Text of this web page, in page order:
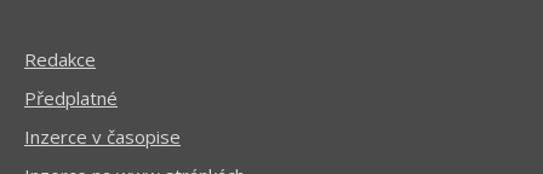
Redakce
Předplatné
Inzerce v časopise